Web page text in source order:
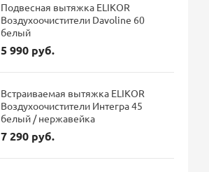
Подвесная вытяжка ELIKOR
Воздухоочистители Davoline 60
белый
5 990 руб.
Встраиваемая вытяжка ELIKOR
Воздухоочистители Интегра 45
белый / нержавейка
7 290 руб.